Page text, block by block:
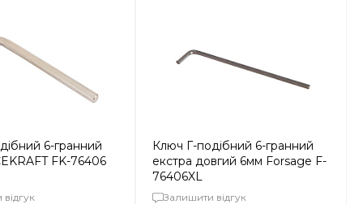
6-гранний
FK-76406
Ключ Г-подібний 6-гранний
екстра довгий 6мм Forsage F-
76406XL
Залишити відгук